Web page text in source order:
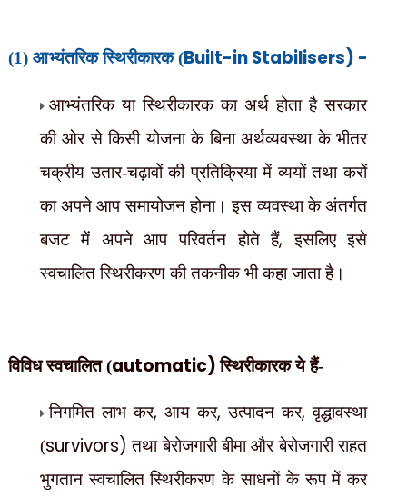
(1) आभ्यंतरिक स्थिरीकारक (Built-in Stabilisers) -
आभ्यंतरिक या स्थिरीकारक का अर्थ होता है सरकार
की ओर से किसी योजना के बिना अर्थव्यवस्था के भीतर
चक्रीय उतार-चढ़ावों की प्रतिक्रिया में व्ययों तथा करों
का अपने आप समायोजन होना। इस व्यवस्था के अंतर्गत
बजट में अपने आप परिवर्तन होते हैं,इसलिए इसे
स्वचालित स्थिरीकरण की तकनीक भी कहा जाता है।
विविध स्वचालित (automatic)स्थिरीकारक ये हैं-
निगमित लाभ कर, आय कर,उत्पादन कर,वृद्धावस्था
(survivors)तथा बेरोजगारी बीमा और बेरोजगारी राहत
भुगतान स्वचालित स्थिरीकरण के साधनों के रूप में कर